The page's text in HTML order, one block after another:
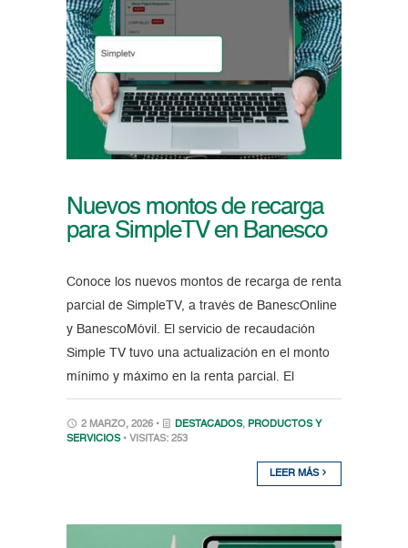
Nuevos montos de recarga
para SimpleTV en Banesco
Conoce los nuevos montos de recarga de renta
parcial de SimpleTV, a través de BanescOnline
y BanescoMóvil. El servicio de recaudación
Simple TV tuvo una actualización en el monto
mínimo y máximo en la renta parcial. El
2 MARZO, 2026 • DESTACADOS, PRODUCTOS Y
SERVICIOS • VISITAS: 253
LEER MÁS